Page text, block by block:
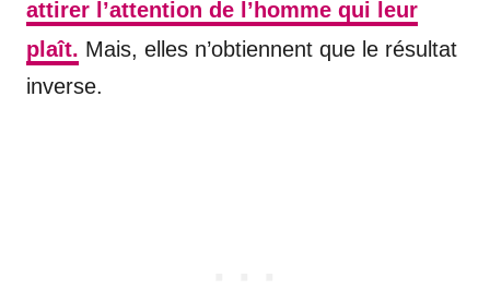
attirer l’attention de l’homme qui leur
plaît. Mais, elles n’obtiennent que le résultat
inverse.